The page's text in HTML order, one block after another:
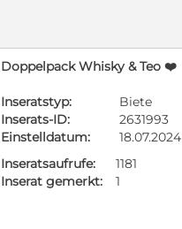
Doppelpack Whisky & Teo ❤️
Inseratstyp:
Biete
Inserats-ID:
2631993
Einstelldatum:
18.07.2024
Inseratsaufrufe:
1181
Inserat gemerkt:
1